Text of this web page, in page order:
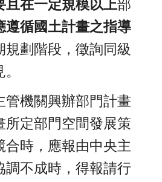
且在一定規模以上部
遵循國土計畫之指導
規劃階段，徵詢同級
管機關興辦部門計畫
所定部門空間發展策
合時，應報由中央主
調不成時，得報請行